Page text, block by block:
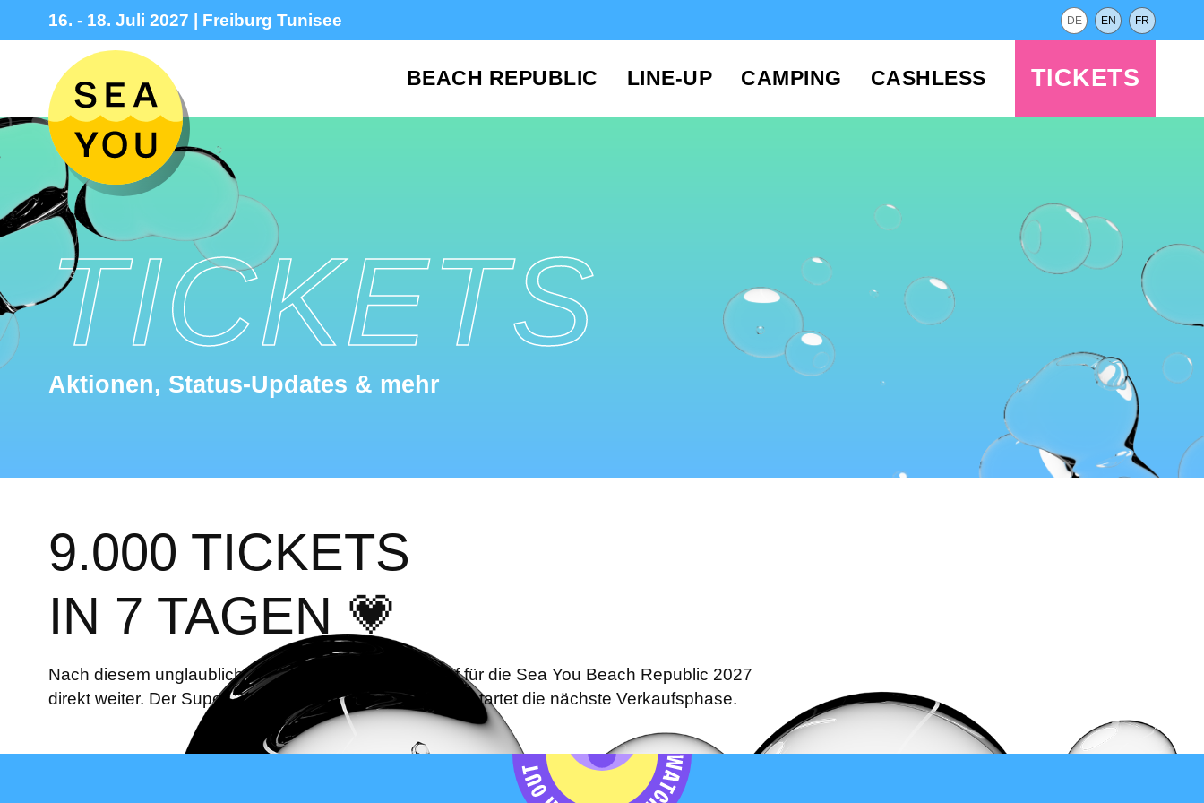
BEACH REPUBLIC LINE-UP CAMPING CASHLESS TICKETS
DE EN FR
16. - 18. Juli 2027 | Freiburg Tunisee
TICKETS
Aktionen, Status‑Updates & mehr
9.000 TICKETS
IN 7 TAGEN 💗
Nach diesem unglaublichen Start geht der Vorverkauf für die Sea You Beach Republic 2027
direkt weiter. Der Super Early Bird ist Geschichte. Jetzt startet die nächste Verkaufsphase.